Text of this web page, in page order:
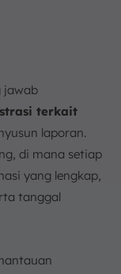
jawab
terkait
laporan.
di mana setiap
yang lengkap,
tanggal